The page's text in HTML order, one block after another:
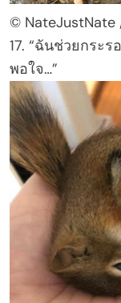
© NateJustNate
17. “ฉันช่วยกระ
พอใจ…”